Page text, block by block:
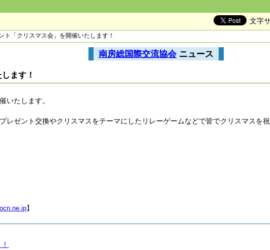
文字
ト「クリスマス会」を開催いたします！
南房総国際交流協会ニュース
ます！
いたします。
レゼント交換やクリスマスをテーマにしたリレーゲームなどで皆でクリスマスを祝
】